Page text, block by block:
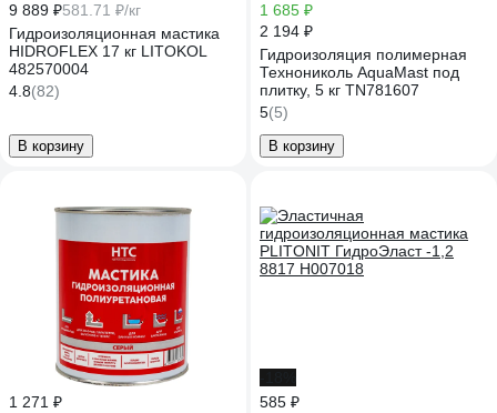
9 889 ₽581.71 ₽/кг
Гидроизоляционная мастика
HIDROFLEX 17 кг LITOKOL
482570004
4.8(82)
В корзину
1 685 ₽
2 194 ₽
Гидроизоляция полимерная
Технониколь AquaMast под
плитку, 5 кг TN781607
5(5)
В корзину
1 271 ₽
585 ₽